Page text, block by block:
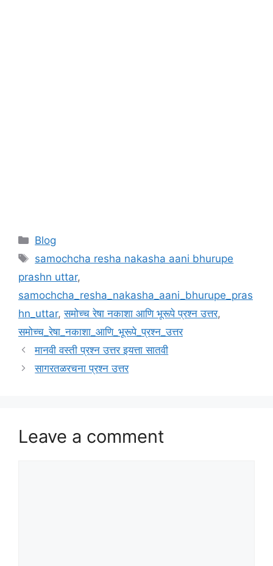
Categories
Blog
Tags
samochcha resha nakasha aani bhurupe
prashn uttar,
samochcha_resha_nakasha_aani_bhurupe_pras
hn_uttar,समोच्च रेषा नकाशा आणि भूरूपे प्रश्न उत्तर,
समोच्च_रेषा_नकाशा_आणि_भूरूपे_प्रश्न_उत्तर
मानवी वस्ती प्रश्न उत्तर इयत्ता सातवी
सागरतळरचना प्रश्न उत्तर
Leave a comment